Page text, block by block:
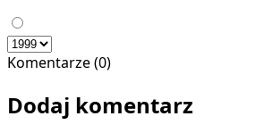
Komentarze (0)
Dodaj komentarz